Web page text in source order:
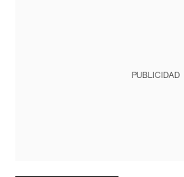
PUBLICIDAD